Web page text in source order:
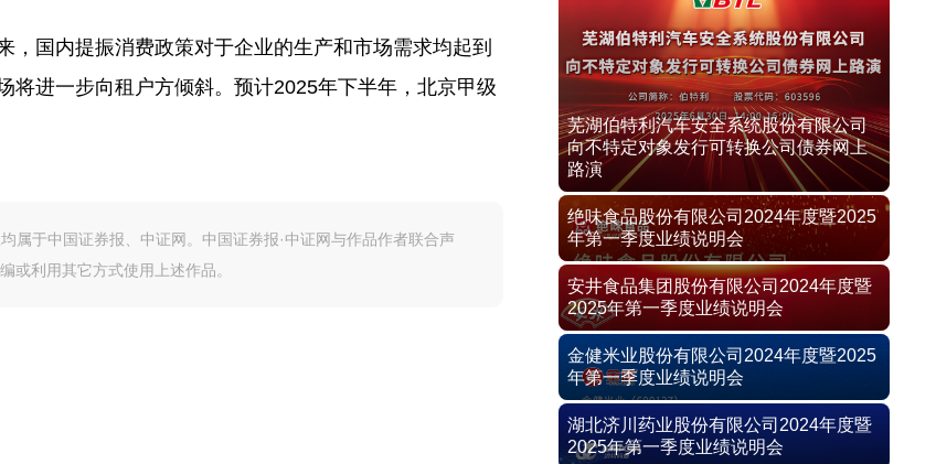
国内提振消费政策对于企业的生产和市场需求均起到
将进一步向租户方倾斜。预计2025年下半年，北京甲级
属于中国证券报、中证网。中国证券报·中证网与作品作者联合声
或利用其它方式使用上述作品。
芜湖伯特利汽车安全系统股份有限公司
向不特定对象发行可转换公司债券网上
路演
绝味食品股份有限公司2024年度暨2025
年第一季度业绩说明会
安井食品集团股份有限公司2024年度暨
2025年第一季度业绩说明会
金健米业股份有限公司2024年度暨2025
年第一季度业绩说明会
湖北济川药业股份有限公司2024年度暨
2025年第一季度业绩说明会